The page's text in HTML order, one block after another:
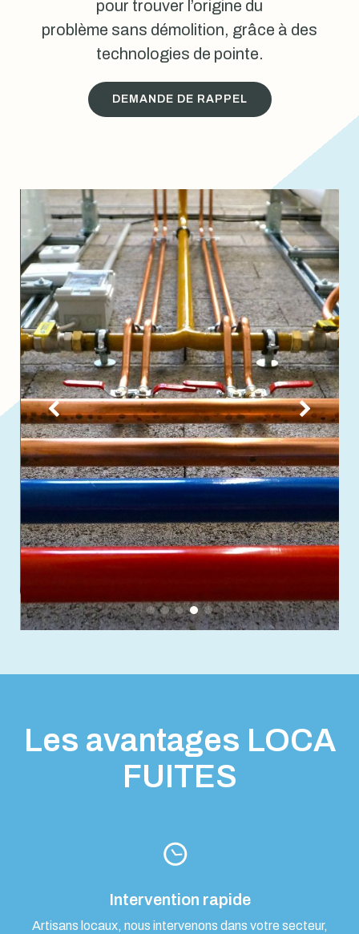
pour trouver l’origine du
problème sans démolition, grâce à des
technologies de pointe.
DEMANDE DE RAPPEL
Les avantages LOCA
FUITES
Intervention rapide
Artisans locaux, nous intervenons dans votre secteur,